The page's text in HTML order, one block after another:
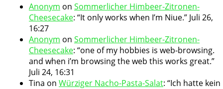
Anonym on Sommerlicher Himbeer-Zitronen-
Cheesecake: “It only works when I’m Niue.” Juli 26,
16:27
Anonym on Sommerlicher Himbeer-Zitronen-
Cheesecake: “one of my hobbies is web-browsing.
and when i’m browsing the web this works great.”
Juli 24, 16:31
Tina on Würziger Nacho-Pasta-Salat: “Ich hatte kein